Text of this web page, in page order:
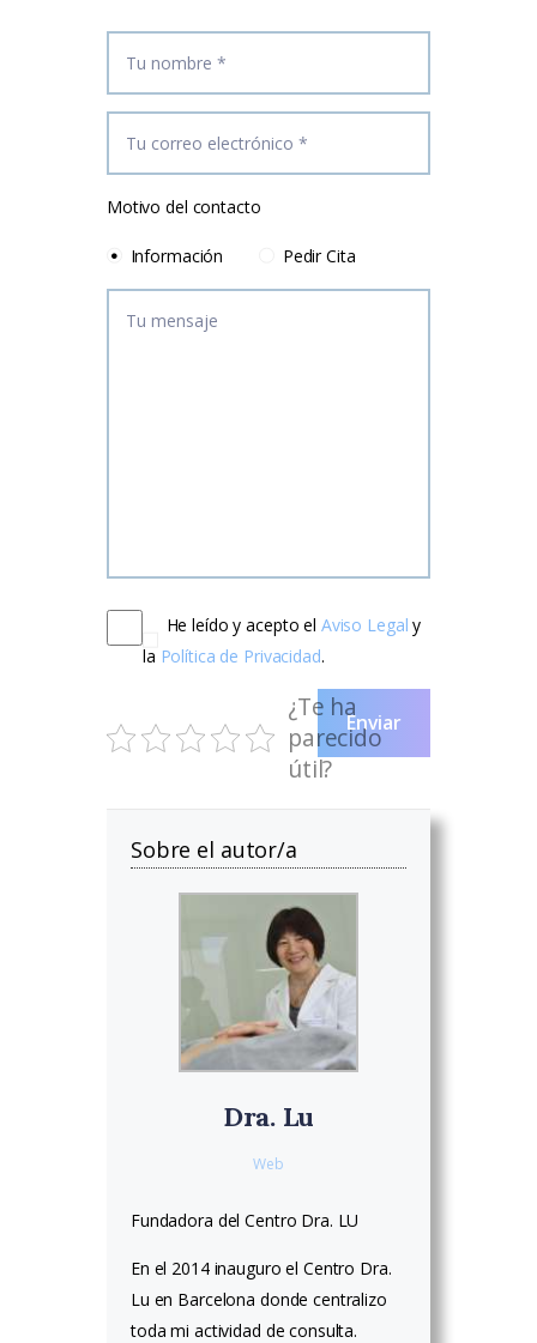
Motivo del contacto
Información Pedir Cita
He leído y acepto el Aviso Legal y
la Política de Privacidad.
Enviar
¿Te ha
parecido
útil?
Sobre el autor/a
Dra. Lu
Web
Fundadora del Centro Dra. LU
En el 2014 inauguro el Centro Dra.
Lu en Barcelona donde centralizo
toda mi actividad de consulta.